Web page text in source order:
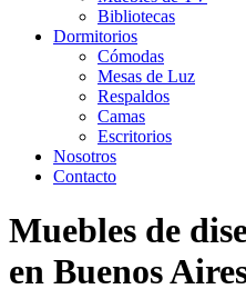
Bibliotecas
Dormitorios
Cómodas
Mesas de Luz
Respaldos
Camas
Escritorios
Nosotros
Contacto
Muebles de
en Buenos